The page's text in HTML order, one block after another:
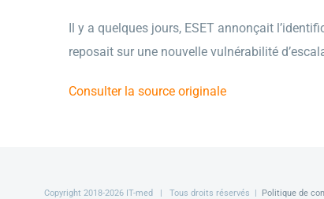
Il y a quelques jours, ESET annonçait
reposait sur une nouvelle vulnérabilité
Consulter la source originale
Copyright 2018-2026 IT-med | Tous droits réservés | Politique de